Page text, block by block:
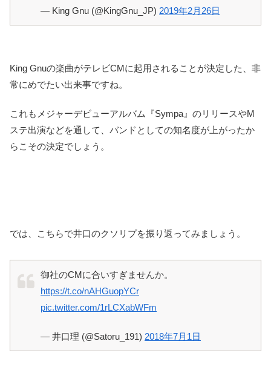
— King Gnu (@KingGnu_JP) 2019年2月26日
King Gnuの楽曲がテレビCMに起用されることが決定した、非
常にめでたい出来事ですね。
これもメジャーデビューアルバム『Sympa』のリリースやM
ステ出演などを通して、バンドとしての知名度が上がったか
らこその決定でしょう。
では、こちらで井口のクソリプを振り返ってみましょう。
御社のCMに合いすぎませんか。
https://t.co/nAHGuopYCr
pic.twitter.com/1rLCXabWFm
— 井口理 (@Satoru_191) 2018年7月1日